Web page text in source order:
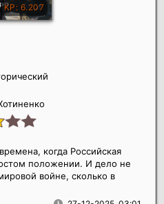
когда Российская
положении. И дело не
войне, сколько в